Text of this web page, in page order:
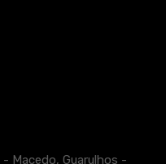
Macedo, Guarulhos -